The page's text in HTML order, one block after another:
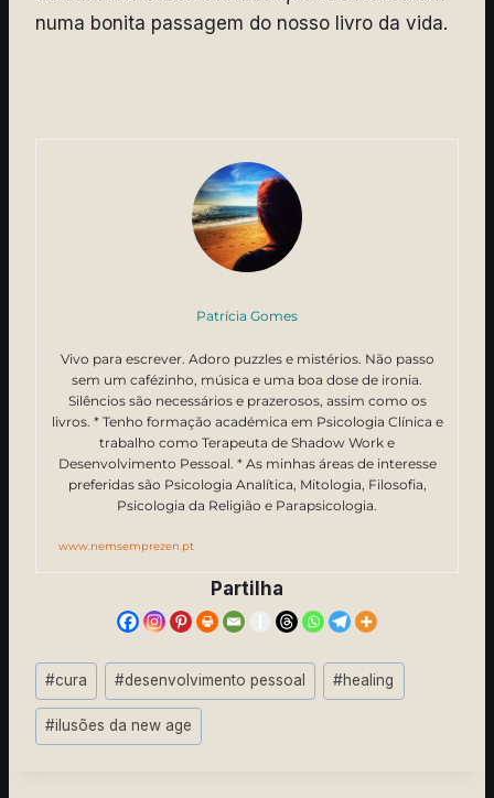
numa bonita passagem do nosso livro da vida.
Patrícia Gomes
Vivo para escrever. Adoro puzzles e mistérios. Não passo
sem um cafézinho, música e uma boa dose de ironia.
Silêncios são necessários e prazerosos, assim como os
livros. * Tenho formação académica em Psicologia Clínica e
trabalho como Terapeuta de Shadow Work e
Desenvolvimento Pessoal. * As minhas áreas de interesse
preferidas são Psicologia Analítica, Mitologia, Filosofia,
Psicologia da Religião e Parapsicologia.
www.nemsemprezen.pt
Partilha
Post
Tags:
#cura #desenvolvimento pessoal #healing
#ilusões da new age